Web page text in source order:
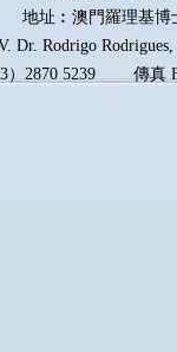
地址︰澳門羅理基博
Dr. Rodrigo
）2870 5239傳真